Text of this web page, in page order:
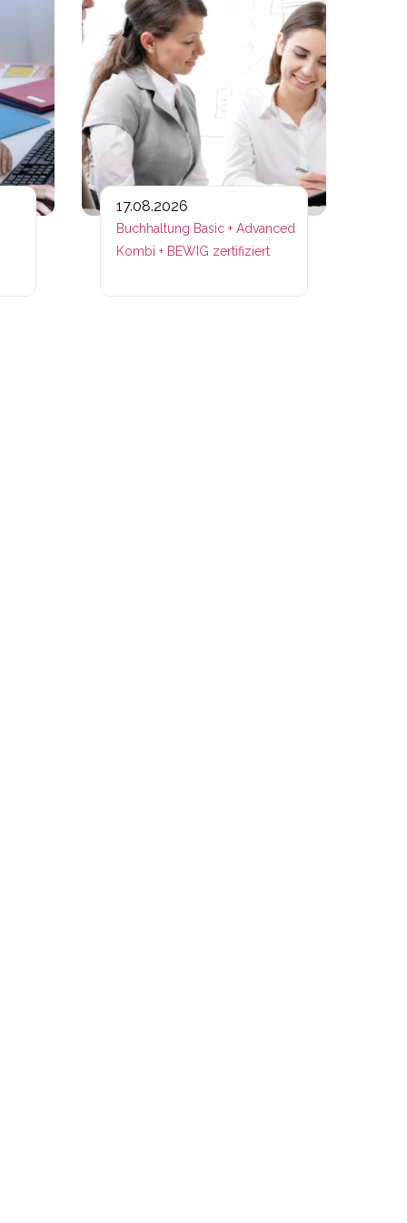
17.08.2026
Buchhaltung Basic + Advanced
Kombi + BEWIG zertifiziert